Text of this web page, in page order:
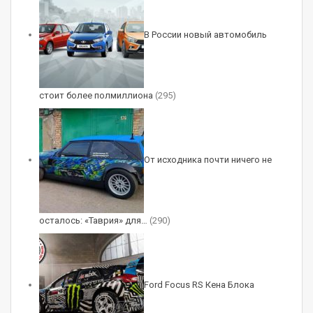
вполне прочно.
Техника
Компоненты пневмоподвески на этой Volvo
C30 – от PNM System. В числе ее достоинств
Николай назвал не только то, что она
разработана и произведена в России, но и то,
что она состоит из стандартных запчастей,
которые можно найти на разборке или в
В России новый автомобиль
стоит более полмиллиона (295)
От исходника почти ничего не
осталось: «Таврия» для… (290)
Ford Focus RS Кена Блока